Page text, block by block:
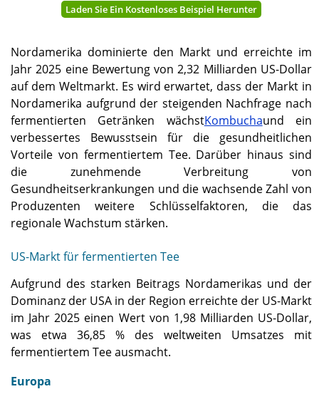
Laden Sie Ein Kostenloses Beispiel Herunter
Nordamerika dominierte den Markt und erreichte im
Jahr 2025 eine Bewertung von 2,32 Milliarden US-Dollar
auf dem Weltmarkt. Es wird erwartet, dass der Markt in
Nordamerika aufgrund der steigenden Nachfrage nach
fermentierten Getränken wächstKombuchaund ein
verbessertes Bewusstsein für die gesundheitlichen
Vorteile von fermentiertem Tee. Darüber hinaus sind
die zunehmende Verbreitung von
Gesundheitserkrankungen und die wachsende Zahl von
Produzenten weitere Schlüsselfaktoren, die das
regionale Wachstum stärken.
US-Markt für fermentierten Tee
Aufgrund des starken Beitrags Nordamerikas und der
Dominanz der USA in der Region erreichte der US-Markt
im Jahr 2025 einen Wert von 1,98 Milliarden US-Dollar,
was etwa 36,85 % des weltweiten Umsatzes mit
fermentiertem Tee ausmacht.
Europa